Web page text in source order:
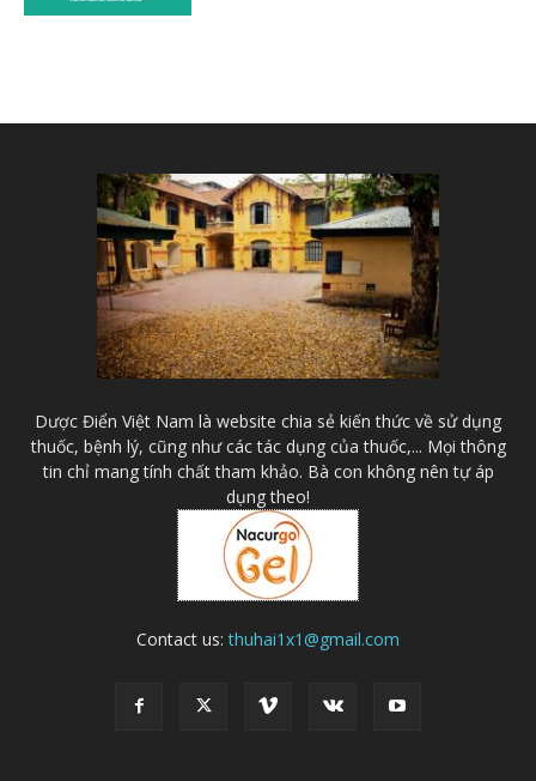
Dược Điển Việt Nam là website chia sẻ kiến thức về sử dụng
thuốc, bệnh lý, cũng như các tác dụng của thuốc,... Mọi thông
tin chỉ mang tính chất tham khảo. Bà con không nên tự áp
dụng theo!
Contact us:thuhai1x1@gmail.com